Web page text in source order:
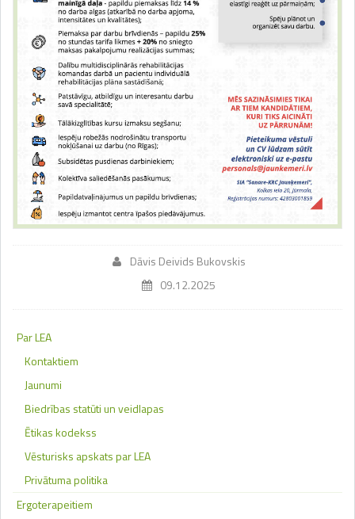
Dāvis Deivids Bukovskis
09.12.2025
Par LEA
Kontaktiem
Jaunumi
Biedrības statūti un veidlapas
Ētikas kodekss
Vēsturisks apskats par LEA
Privātuma politika
Ergoterapeitiem